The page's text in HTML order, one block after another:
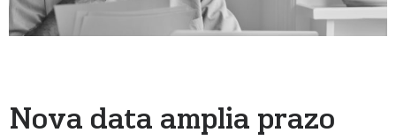
Nova data amplia prazo